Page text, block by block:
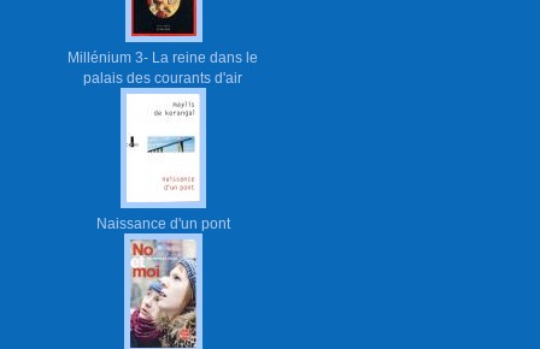
Millénium 3- La reine dans le
palais des courants d'air
Naissance d'un pont